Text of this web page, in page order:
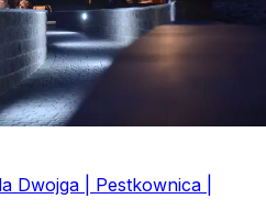
Dwojga | Pestkownica |